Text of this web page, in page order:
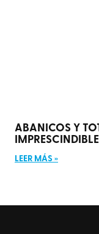
ABANICOS Y
LEER MÁS »